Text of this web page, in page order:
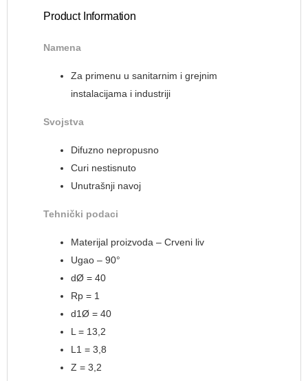
Product Information
Namena
Za primenu u sanitarnim i grejnim
instalacijama i industriji
Svojstva
Difuzno nepropusno
Curi nestisnuto
Unutrašnji navoj
Tehnički podaci
Materijal proizvoda – Crveni liv
Ugao – 90°
dØ = 40
Rp = 1
d1Ø = 40
L = 13,2
L1 = 3,8
Z = 3,2